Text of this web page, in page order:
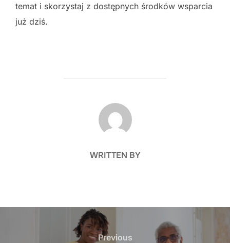
temat i skorzystaj z dostępnych środków wsparcia
już dziś.
POST AUTHOR
WRITTEN BY
Previous
Previous